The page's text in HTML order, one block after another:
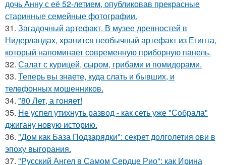
дочь Анну с её 52-летием, опубликовав прекрасные
старинные семейные фотографии.
31. Загадочный артефакт. В музее древностей в
Нидерландах, хранится необычный артефакт из Египта,
который напоминает современную приборную панель.
32. Салат с курицей, сыром, грибами и помидорами.
33. Теперь вы знaетe, куда слать и бывших, и
телeфонныx мошенников.
34. "80 Лет, а гоняет!
35. Не успел утихнуть развод - как сеть уже "Собрала"
джигану новую историю.
36. "Дом как База Подзарядки": секрет долголетия ови в
эпоху выгорания.
37. "Русский Ангел в Самом Сердце Рио": как Ирина